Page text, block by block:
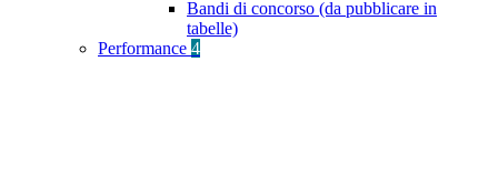
Bandi di concorso (da pubblicare in
tabelle)
Performance 4